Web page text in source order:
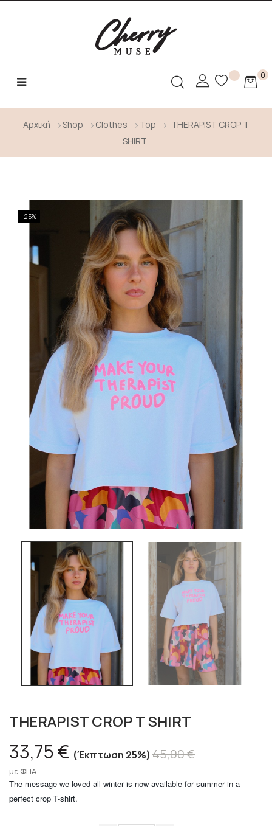
Toggle
☰ 0
Αρχική Shop Clothes Top
THERAPIST CROP T
SHIRT
-25%
THERAPIST CROP T SHIRT
33,75 € Έκπτωση 25% 45,00 €
με ΦΠΑ
The message we loved all winter is now available for summer in a
perfect crop T-shirt.